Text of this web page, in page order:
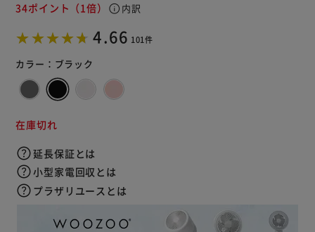
34ポイント （1倍） info 内訳
4.66 101件
カラー： ブラック
在庫切れ
延長保証とは
小型家電回収とは
プラザリユースとは
※ご確認ください
カートに入れる